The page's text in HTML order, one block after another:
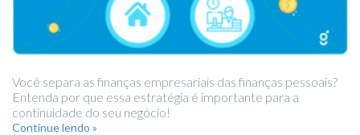
Você separa as finanças empresariais das finanças pessoais?
Entenda por que essa estratégia é importante para a
continuidade do seu negócio!
Continue lendo »